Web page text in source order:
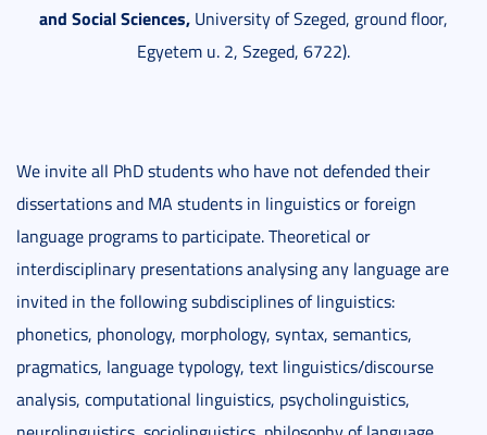
and Social Sciences, University of Szeged, ground floor,
Egyetem u. 2, Szeged, 6722).
We invite all PhD students who have not defended their
dissertations and MA students in linguistics or foreign
language programs to participate. Theoretical or
interdisciplinary presentations analysing any language are
invited in the following subdisciplines of linguistics:
phonetics, phonology, morphology, syntax, semantics,
pragmatics, language typology, text linguistics/discourse
analysis, computational linguistics, psycholinguistics,